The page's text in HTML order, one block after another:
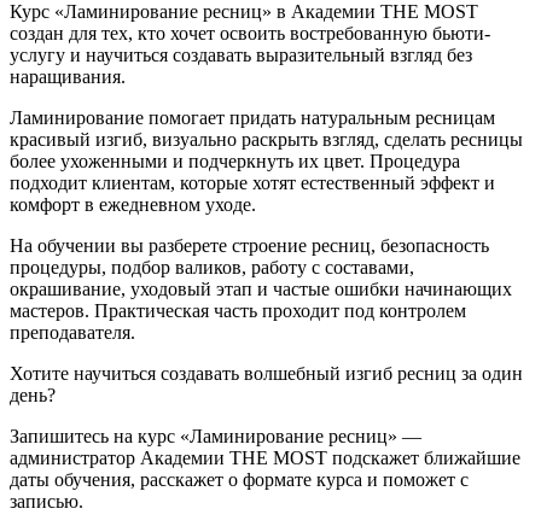
Курс «Ламинирование ресниц» в Академии THE MOST
создан для тех, кто хочет освоить востребованную бьюти-
услугу и научиться создавать выразительный взгляд без
наращивания.
Ламинирование помогает придать натуральным ресницам
красивый изгиб, визуально раскрыть взгляд, сделать ресницы
более ухоженными и подчеркнуть их цвет. Процедура
подходит клиентам, которые хотят естественный эффект и
комфорт в ежедневном уходе.
На обучении вы разберете строение ресниц, безопасность
процедуры, подбор валиков, работу с составами,
окрашивание, уходовый этап и частые ошибки начинающих
мастеров. Практическая часть проходит под контролем
преподавателя.
Хотите научиться создавать волшебный изгиб ресниц за один
день?
Запишитесь на курс «Ламинирование ресниц» —
администратор Академии THE MOST подскажет ближайшие
даты обучения, расскажет о формате курса и поможет с
записью.